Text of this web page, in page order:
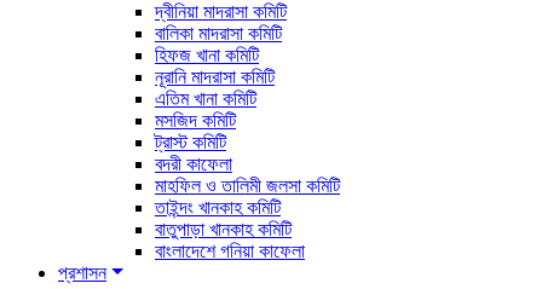
দ্বীনিয়া মাদরাসা কমিটি
বালিকা মাদরাসা কমিটি
হিফজ খানা কমিটি
নূরানি মাদরাসা কমিটি
এতিম খানা কমিটি
মসজিদ কমিটি
ট্রাস্ট কমিটি
বদরী কাফেলা
মাহফিল ও তালিমী জলসা কমিটি
তাইন্দং খানকাহ কমিটি
বাতুপাড়া খানকাহ কমিটি
বাংলাদেশে গনিয়া কাফেলা
প্রশাসন